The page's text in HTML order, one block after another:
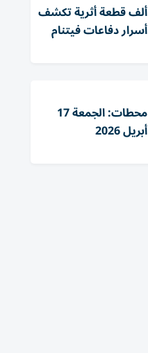
ألف قطعة أثرية تكشف
أسرار دفاعات فيتنام
محطات: الجمعة 17
أبريل 2026